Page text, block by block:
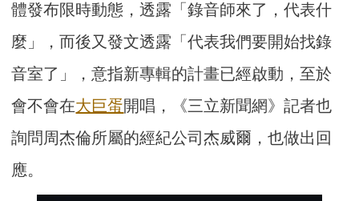
體發布限時動態，透露「錄音師來了，代表什
麼」，而後又發文透露「代表我們要開始找錄
音室了」，意指新專輯的計畫已經啟動，至於
會不會在大巨蛋開唱，《三立新聞網》記者也
詢問周杰倫所屬的經紀公司杰威爾，也做出回
應。